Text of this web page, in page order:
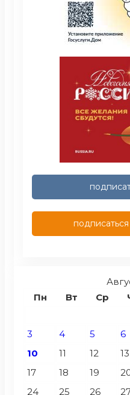
Пн
Вт Ср
3
4 5 6
10
11 12 13
17
18 19
24
25 26